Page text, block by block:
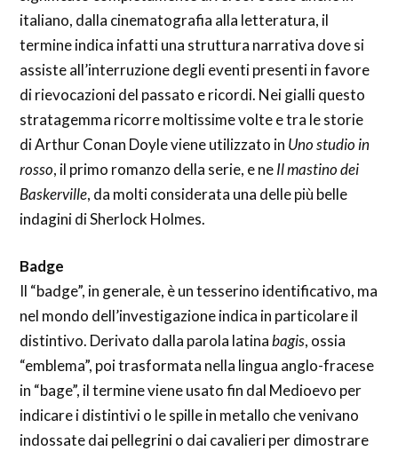
italiano, dalla cinematografia alla letteratura, il
termine indica infatti una struttura narrativa dove si
assiste all’interruzione degli eventi presenti in favore
di rievocazioni del passato e ricordi. Nei gialli questo
stratagemma ricorre moltissime volte e tra le storie
di Arthur Conan Doyle viene utilizzato in Uno studio in
rosso, il primo romanzo della serie, e neIl mastino dei
Baskerville, da molti considerata una delle più belle
indagini di Sherlock Holmes.
Badge
Il “badge”, in generale, è un tesserino identificativo, ma
nel mondo dell’investigazione indica in particolare il
distintivo. Derivato dalla parola latinabagis, ossia
“emblema”, poi trasformata nella lingua anglo-fracese
in “bage”, il termine viene usato fin dal Medioevo per
indicare i distintivi o le spille in metallo che venivano
indossate dai pellegrini o dai cavalieri per dimostrare